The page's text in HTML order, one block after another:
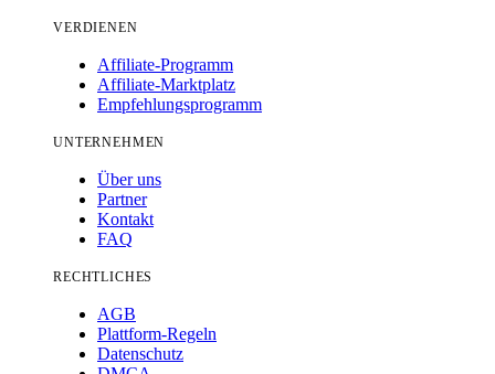
VERDIENEN
Affiliate-Programm
Affiliate-Marktplatz
Empfehlungsprogramm
UNTERNEHMEN
Über uns
Partner
Kontakt
FAQ
RECHTLICHES
AGB
Plattform-Regeln
Datenschutz